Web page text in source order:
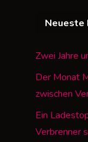
Neueste
Zwei Jahre
Der Monat
zwischen
Ein
Verbrenner